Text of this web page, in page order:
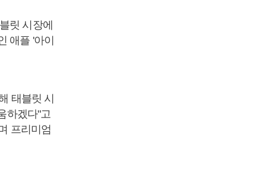
릿 시장에
애플 '아이
태블릿 시
하겠다"고
프리미엄